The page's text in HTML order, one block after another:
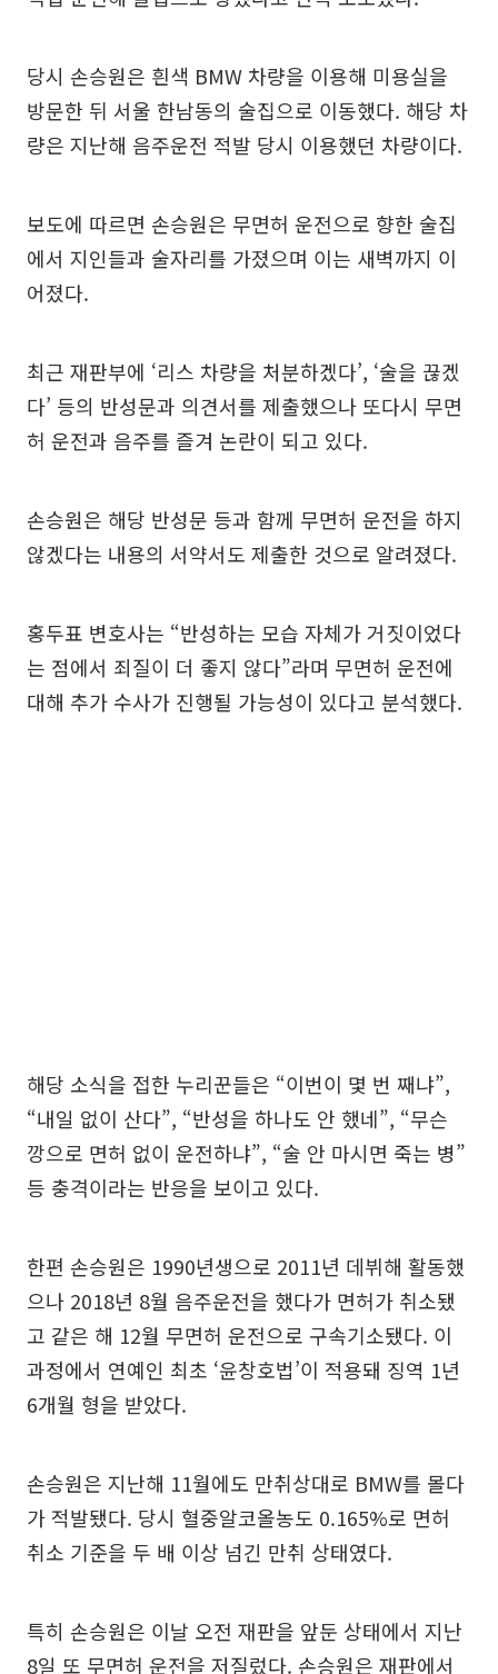
당시 손승원은 흰색 BMW 차량을 이용해 미용실을
방문한 뒤 서울 한남동의 술집으로 이동했다. 해당 차
량은 지난해 음주운전 적발 당시 이용했던 차량이다.
보도에 따르면 손승원은 무면허 운전으로 향한 술집
에서 지인들과 술자리를 가졌으며 이는 새벽까지 이
어졌다.
최근 재판부에 ‘리스 차량을 처분하겠다’, ‘술을 끊겠
다’ 등의 반성문과 의견서를 제출했으나 또다시 무면
허 운전과 음주를 즐겨 논란이 되고 있다.
손승원은 해당 반성문 등과 함께 무면허 운전을 하지
않겠다는 내용의 서약서도 제출한 것으로 알려졌다.
홍두표 변호사는 “반성하는 모습 자체가 거짓이었다
는 점에서 죄질이 더 좋지 않다”라며 무면허 운전에
대해 추가 수사가 진행될 가능성이 있다고 분석했다.
해당 소식을 접한 누리꾼들은 “이번이 몇 번 째냐”,
“내일 없이 산다”, “반성을 하나도 안 했네”, “무슨
깡으로 면허 없이 운전하냐”, “술 안 마시면 죽는 병”
등 충격이라는 반응을 보이고 있다.
한편 손승원은 1990년생으로 2011년 데뷔해 활동했
으나 2018년 8월 음주운전을 했다가 면허가 취소됐
고 같은 해 12월 무면허 운전으로 구속기소됐다. 이
과정에서 연예인 최초 ‘윤창호법’이 적용돼 징역 1년
6개월 형을 받았다.
손승원은 지난해 11월에도 만취상대로 BMW를 몰다
가 적발됐다. 당시 혈중알코올농도 0.165%로 면허
취소 기준을 두 배 이상 넘긴 만취 상태였다.
특히 손승원은 이날 오전 재판을 앞둔 상태에서 지난
8일 또 무면허 운전을 저질렀다. 손승원은 재판에서